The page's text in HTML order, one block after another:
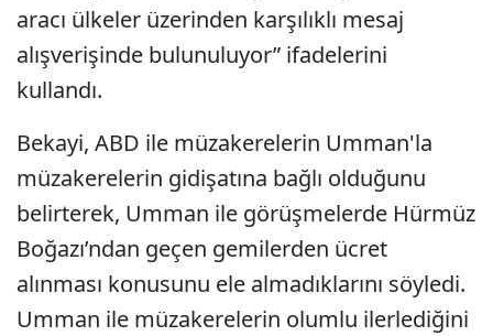
aracı ülkeler üzerinden karşılıklı mesaj
alışverişinde bulunuluyor” ifadelerini
kullandı.
Bekayi, ABD ile müzakerelerin Umman'la
müzakerelerin gidişatına bağlı olduğunu
belirterek, Umman ile görüşmelerde Hürmüz
Boğazı’ndan geçen gemilerden ücret
alınması konusunu ele almadıklarını söyledi.
Umman ile müzakerelerin olumlu ilerlediğini